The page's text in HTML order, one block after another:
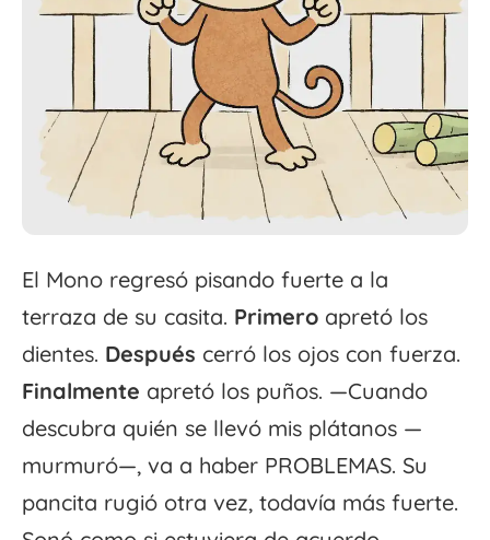
El Mono regresó pisando fuerte a la
terraza de su casita. Primero apretó los
dientes. Después cerró los ojos con fuerza.
Finalmente apretó los puños. —Cuando
descubra quién se llevó mis plátanos —
murmuró—, va a haber PROBLEMAS. Su
pancita rugió otra vez, todavía más fuerte.